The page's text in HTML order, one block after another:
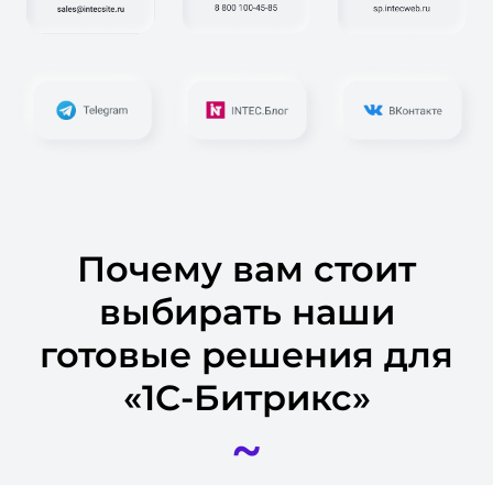
Почему вам стоит
выбирать наши
готовые решения для
«1С-Битрикс»
~